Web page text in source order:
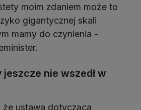
moim zdaniem może to
gigantycznej skali
mamy do czynienia -
nie wszedł w
że ustawa dotycząca